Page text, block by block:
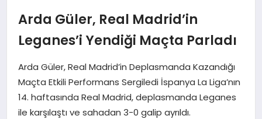
TEKNOLOJI
SPOR
SAĞLIK
EKONOMI
Arda Güler, Real Madrid’in
Leganes’i Yendiği Maçta Parladı
Arda Güler, Real Madrid’in Deplasmanda Kazandığı
Maçta Etkili Performans Sergiledi İspanya La Liga’nın
14. haftasında Real Madrid, deplasmanda Leganes
ile karşılaştı ve sahadan 3-0 galip ayrıldı.